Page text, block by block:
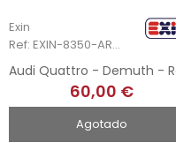
Exin
Ref: EXIN-8350-ART.5
60,00 €
Agotado